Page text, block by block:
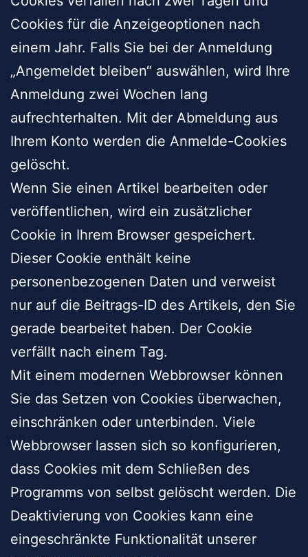
Cookies für die Anzeigeoptionen nach
einem Jahr. Falls Sie bei der Anmeldung
„Angemeldet bleiben“ auswählen, wird Ihre
Anmeldung zwei Wochen lang
aufrechterhalten. Mit der Abmeldung aus
Ihrem Konto werden die Anmelde-Cookies
gelöscht.
Wenn Sie einen Artikel bearbeiten oder
veröffentlichen, wird ein zusätzlicher
Cookie in Ihrem Browser gespeichert.
Dieser Cookie enthält keine
personenbezogenen Daten und verweist
nur auf die Beitrags-ID des Artikels, den Sie
gerade bearbeitet haben. Der Cookie
verfällt nach einem Tag.
Mit einem modernen Webbrowser können
Sie das Setzen von Cookies überwachen,
einschränken oder unterbinden. Viele
Webbrowser lassen sich so konfigurieren,
dass Cookies mit dem Schließen des
Programms von selbst gelöscht werden. Die
Deaktivierung von Cookies kann eine
eingeschränkte Funktionalität unserer